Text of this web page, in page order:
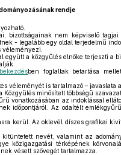
rendje
bizottságainak nem képviselő
- legalább egy oldal terjedelmű
a közgyűlés elnöke terjeszti a
ben foglaltak betartása
véleményét is tartalmazó – javaslata
minősített többségű
vonatkozásában az indoklással
időpontjáról. Az odaítélt
kerül. Az oklevél díszes grafikai
nevét, valamint az
közigazgatási térképének
vésett szövegét tartalmazza.